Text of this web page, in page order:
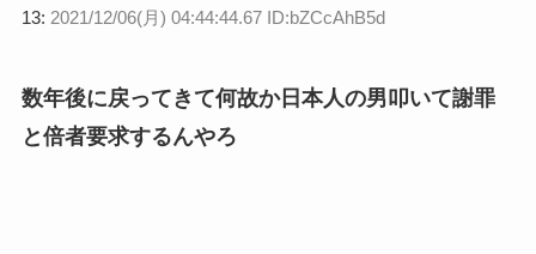
13: 2021/12/06(月) 04:44:44.67 ID:bZCcAhB5d
数年後に戻ってきて何故か日本人の男叩いて謝罪
と倍者要求するんやろ